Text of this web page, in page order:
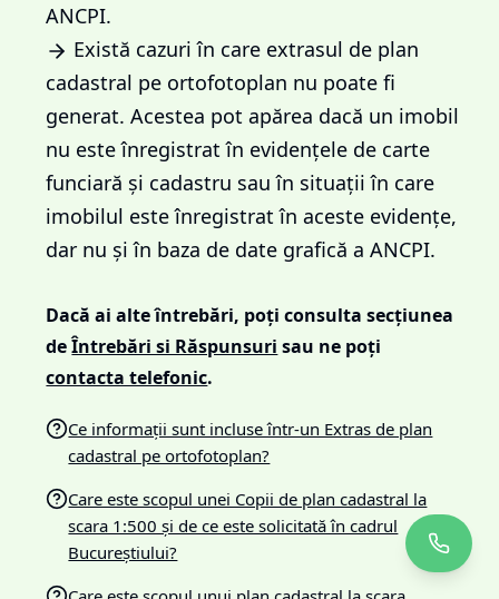
ANCPI.
Există cazuri în care extrasul de plan
cadastral pe ortofotoplan nu poate fi
generat. Acestea pot apărea dacă un imobil
nu este înregistrat în evidențele de carte
funciară și cadastru sau în situații în care
imobilul este înregistrat în aceste evidențe,
dar nu și în baza de date grafică a ANCPI.
Dacă ai alte întrebări, poți consulta secțiunea
de Întrebări si Răspunsuri sau ne poți
contacta telefonic.
Ce informații sunt incluse într-un Extras de plan
cadastral pe ortofotoplan?
Care este scopul unei Copii de plan cadastral la
scara 1:500 și de ce este solicitată în cadrul
Bucureștiului?